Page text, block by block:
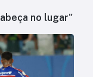
no lugar"